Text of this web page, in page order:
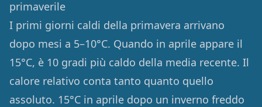
primaverile
I primi giorni caldi della primavera arrivano
dopo mesi a 5–10°C. Quando in aprile appare il
15°C, è 10 gradi più caldo della media recente. Il
calore relativo conta tanto quanto quello
assoluto. 15°C in aprile dopo un inverno freddo